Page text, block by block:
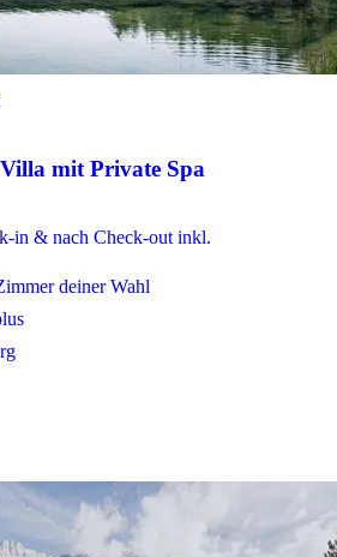
mit Private Spa
in & nach Check-out inkl.
deiner Wahl